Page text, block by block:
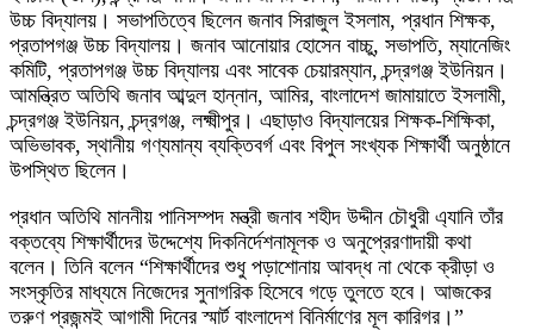
উচ্চ বিদ্যালয়। সভাপতিত্বে ছিলেন জনাব সিরাজুল ইসলাম, প্রধান শিক্ষক,
প্রতাপগঞ্জ উচ্চ বিদ্যালয়। জনাব আনোয়ার হোসেন বাচ্চু, সভাপতি, ম্যানেজিং
কমিটি, প্রতাপগঞ্জ উচ্চ বিদ্যালয় এবং সাবেক চেয়ারম্যান, চন্দ্রগঞ্জ ইউনিয়ন।
আমন্ত্রিত অতিথি জনাব আব্দুল হান্নান, আমির, বাংলাদেশ জামায়াতে ইসলামী,
চন্দ্রগঞ্জ ইউনিয়ন, চন্দ্রগঞ্জ, লক্ষ্মীপুর। এছাড়াও বিদ্যালয়ের শিক্ষক-শিক্ষিকা,
অভিভাবক, স্থানীয় গণ্যমান্য ব্যক্তিবর্গ এবং বিপুল সংখ্যক শিক্ষার্থী অনুষ্ঠানে
উপস্থিত ছিলেন।
​প্রধান অতিথি মাননীয় পানিসম্পদ মন্ত্রী জনাব শহীদ উদ্দীন চৌধুরী এ্যানি তাঁর
বক্তব্যে শিক্ষার্থীদের উদ্দেশ্যে দিকনির্দেশনামূলক ও অনুপ্রেরণাদায়ী কথা
বলেন। তিনি বলেন “শিক্ষার্থীদের শুধু পড়াশোনায় আবদ্ধ না থেকে ক্রীড়া ও
সংস্কৃতির মাধ্যমে নিজেদের সুনাগরিক হিসেবে গড়ে তুলতে হবে। আজকের
তরুণ প্রজন্মই আগামী দিনের স্মার্ট বাংলাদেশ বিনির্মাণের মূল কারিগর।”